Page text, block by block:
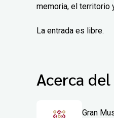
memoria, el territorio
La entrada es libre.
Acerca
Gran